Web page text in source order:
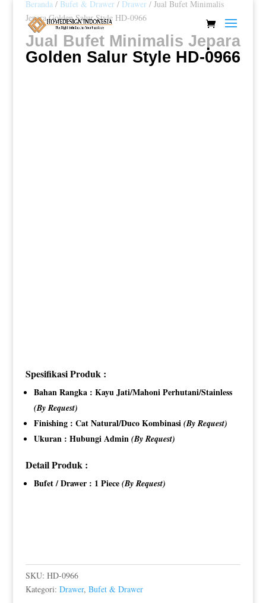
Beranda/ Bufet & Drawer/ Drawer/ Jual Bufet Minimalis
Jepara Golden Salur Style HD-0966
Jual Bufet Minimalis Jepara
Golden Salur Style HD-0966
Spesifikasi Produk :
Bahan Rangka : Kayu Jati/Mahoni Perhutani/Stainless
(By Request)
Finishing : Cat Natural/Duco Kombinasi (By Request)
Ukuran : Hubungi Admin (By Request)
Detail Produk :
Bufet / Drawer : 1 Piece (By Request)
SKU: HD-0966
Kategori: Drawer, Bufet & Drawer